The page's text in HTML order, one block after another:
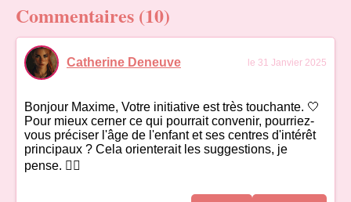
Commentaires (10)
Catherine Deneuve le 31 Janvier 2025
Bonjour Maxime, Votre initiative est très touchante. 🤍
Pour mieux cerner ce qui pourrait convenir, pourriez-
vous préciser l'âge de l'enfant et ses centres d'intérêt
principaux ? Cela orienterait les suggestions, je
pense. 👨‍✈️